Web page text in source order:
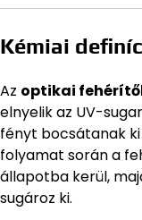
Kémiai
Az optikai
elnyelik az UV-
fényt bocsátanak
folyamat során a
állapotba kerül,
sugároz ki.